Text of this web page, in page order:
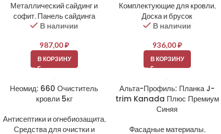
Металлический сайдинг и
софит, Панель сайдинга
В наличии
987,00₽
В КОРЗИНУ
Комплектующие для кровли,
Доска и брусок
В наличии
936,00₽
В КОРЗИНУ
Неомид: 660 Очиститель
кровли 5кг
Антисептики и огнебиозащита,
Средства для очистки и
Альта-Профиль: Планка J-
trim Kanada Плюс Премиум
Синяя
Фасадные материалы,